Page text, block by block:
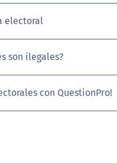
electoral
son ilegales?
con QuestionPro!